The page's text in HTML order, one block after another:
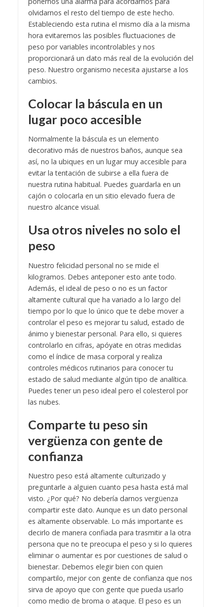
olvidarnos el resto del tiempo de este hecho.
Estableciendo esta rutina el mismo día a la misma
hora evitaremos las posibles fluctuaciones de
peso por variables incontrolables y nos
proporcionará un dato más real de la evolución del
peso. Nuestro organismo necesita ajustarse a los
cambios.
Colocar la báscula en un
lugar poco accesible
Normalmente la báscula es un elemento
decorativo más de nuestros baños, aunque sea
así, no la ubiques en un lugar muy accesible para
evitar la tentación de subirse a ella fuera de
nuestra rutina habitual. Puedes guardarla en un
cajón o colocarla en un sitio elevado fuera de
nuestro alcance visual.
Usa otros niveles no solo el
peso
Nuestro felicidad personal no se mide el
kilogramos. Debes anteponer esto ante todo.
Además, el ideal de peso o no es un factor
altamente cultural que ha variado a lo largo del
tiempo por lo que lo único que te debe mover a
controlar el peso es mejorar tu salud, estado de
ánimo y bienestar personal. Para ello, si quieres
controlarlo en cifras, apóyate en otras medidas
como el índice de masa corporal y realiza
controles médicos rutinarios para conocer tu
estado de salud mediante algún tipo de analítica.
Puedes tener un peso ideal pero el colesterol por
las nubes.
Comparte tu peso sin
vergüenza con gente de
confianza
Nuestro peso está altamente culturizado y
preguntarle a alguien cuanto pesa hasta está mal
visto. ¿Por qué? No debería darnos vergüenza
compartir este dato. Aunque es un dato personal
es altamente observable. Lo más importante es
decirlo de manera confiada para trasmitir a la otra
persona que no te preocupa el peso y si lo quieres
eliminar o aumentar es por cuestiones de salud o
bienestar. Debemos elegir bien con quien
compartilo, mejor con gente de confianza que nos
sirva de apoyo que con gente que pueda usarlo
como medio de broma o ataque. El peso es un